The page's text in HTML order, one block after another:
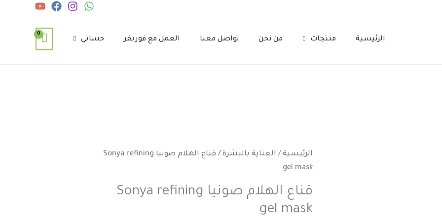
الرئيسية منتجات من نحن تواصل معنا العمل مع فوريفر حسابي
الرئيسية / العناية بالبشرة
/ قناع الهلام صونيا Sonya refining
gel mask
قناع الهلام صونيا Sonya refining
gel mask
كمية
قناع
صونيا
Sonya